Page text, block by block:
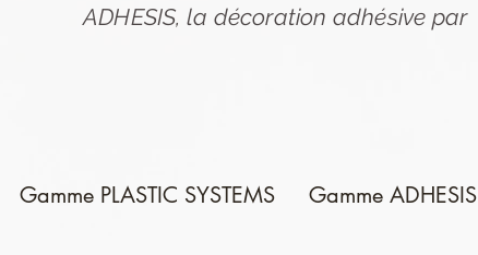
ADHESIS, la décoration adhésive par
Gamme PLASTIC SYSTEMS Gamme ADHESIS